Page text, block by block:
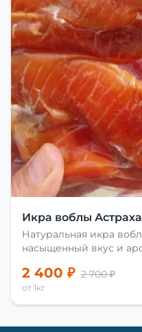
Икра воблы
Натуральная икра
насыщенный вкус и
2 400 ₽ 2 700 ₽
от 1кг